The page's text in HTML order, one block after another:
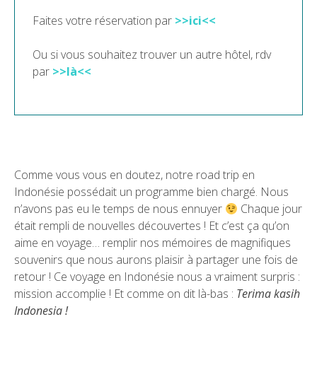
Faites votre réservation par >>ici<<
Ou si vous souhaitez trouver un autre hôtel, rdv
par >>là<<
Comme vous vous en doutez, notre road trip en
Indonésie possédait un programme bien chargé. Nous
n’avons pas eu le temps de nous ennuyer
Chaque jour
était rempli de nouvelles découvertes ! Et c’est ça qu’on
aime en voyage… remplir nos mémoires de magnifiques
souvenirs que nous aurons plaisir à partager une fois de
retour ! Ce voyage en Indonésie nous a vraiment surpris :
mission accomplie ! Et comme on dit là-bas : Terima kasih
Indonesia !